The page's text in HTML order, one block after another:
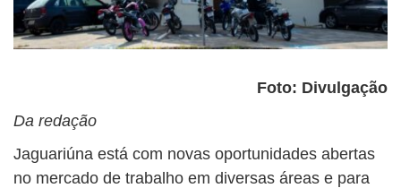
Foto: Divulgação
Da redação
Jaguariúna está com novas oportunidades abertas
no mercado de trabalho em diversas áreas e para